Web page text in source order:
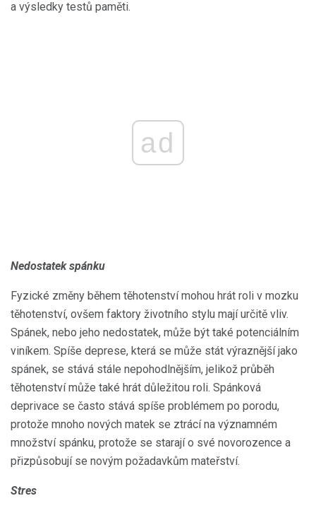
a výsledky testů paměti.
ad
Nedostatek spánku
Fyzické změny během těhotenství mohou hrát roli v mozku
těhotenství, ovšem faktory životního stylu mají určitě vliv.
Spánek, nebo jeho nedostatek, může být také potenciálním
viníkem. Spíše deprese, která se může stát výraznější jako
spánek, se stává stále nepohodlnějším, jelikož průběh
těhotenství může také hrát důležitou roli. Spánková
deprivace se často stává spíše problémem po porodu,
protože mnoho nových matek se ztrácí na významném
množství spánku, protože se starají o své novorozence a
přizpůsobují se novým požadavkům mateřství.
Stres